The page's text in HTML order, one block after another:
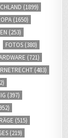
(1899)
(1650)
(253)
FOTOS (380)
(721)
(483)
(397)
(515)
(219)